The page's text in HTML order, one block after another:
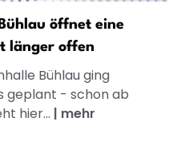
öffnet eine
länger offen
Bühlau ging
geplant - schon ab
hier... | mehr